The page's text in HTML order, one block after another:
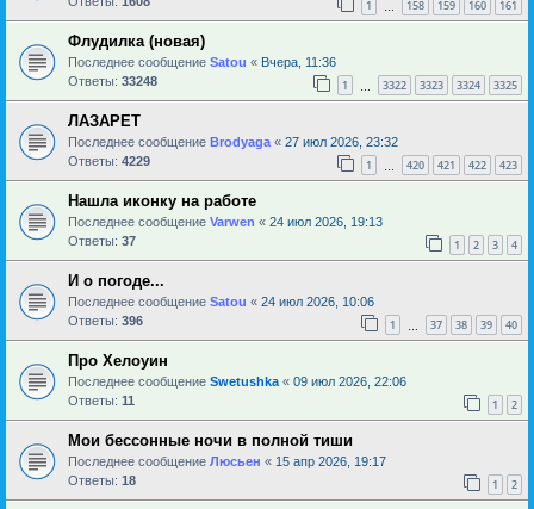
1 158 159 160 161
Флудилка (новая)
Последнее сообщение Satou « Вчера, 11:36
Ответы: 33248 1 3322 3323 3324 3325
ЛАЗАРЕТ
Последнее сообщение Brodyaga « 27 июл 2026, 23:32
Ответы: 4229 1 420 421 422 423
Нашла иконку на работе
Последнее сообщение Varwen « 24 июл 2026, 19:13
Ответы: 37 1 2 3 4
И о погоде...
Последнее сообщение Satou « 24 июл 2026, 10:06
Ответы: 396 1 37 38 39 40
Про Хелоуин
Последнее сообщение Swetushka « 09 июл 2026, 22:06
Ответы: 11 1 2
Мои бессонные ночи в полной тиши
Последнее сообщение Люсьен « 15 апр 2026, 19:17
Ответы: 18 1 2